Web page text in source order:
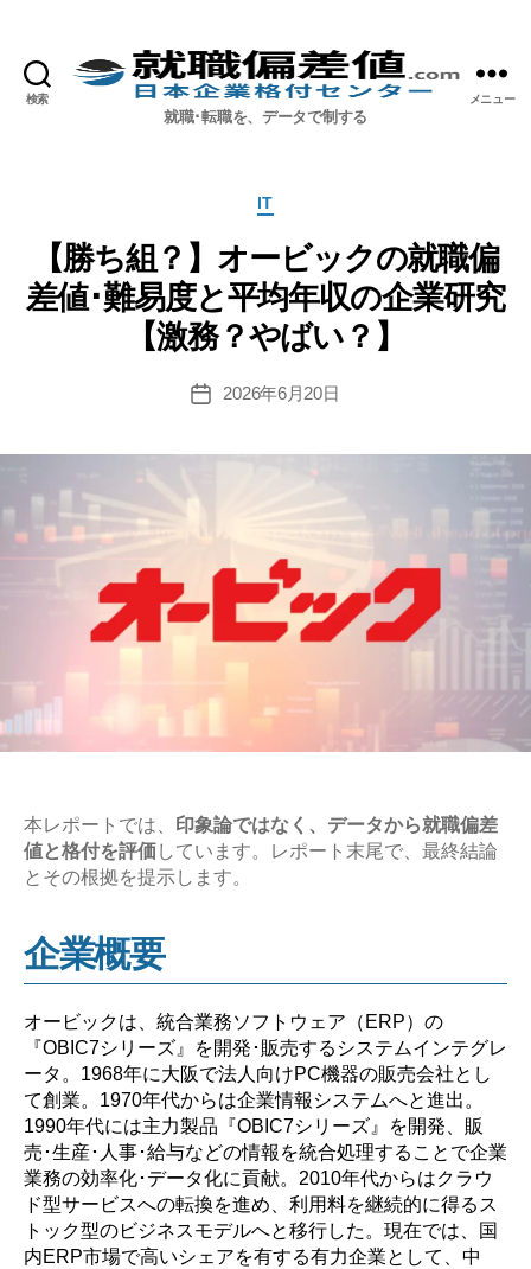
検索 就職偏差値.com【公式】
就職･転職を、データで制する
メニュー
カ
ゴ
リ
ー
IT
【勝ち組？】オービックの就職偏
差値･難易度と平均年収の企業研究
【激務？やばい？】
投
2026年6月20日
本レポートでは、
印象論ではなく、データから就職偏差
値と格付を評価しています。レポート末尾で、最終結論
とその根拠を提示します。
企業概要
オービックは、統合業務ソフトウェア（ERP）の
『OBIC7シリーズ』を開発･販売するシステムインテグレ
ータ。1968年に大阪で法人向けPC機器の販売会社とし
て創業。1970年代からは企業情報システムへと進出。
1990年代には主力製品『OBIC7シリーズ』を開発、販
売･生産･人事･給与などの情報を統合処理することで企業
業務の効率化･データ化に貢献。2010年代からはクラウ
ド型サービスへの転換を進め、利用料を継続的に得るス
トック型のビジネスモデルへと移行した。現在では、国
内ERP市場で高いシェアを有する有力企業として、中